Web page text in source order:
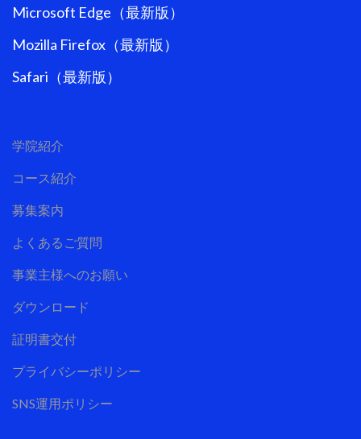
Microsoft Edge（最新版）
Mozilla Firefox（最新版）
Safari（最新版）
学院紹介
コース紹介
募集案内
よくあるご質問
事業主様へのお願い
ダウンロード
証明書交付
プライバシーポリシー
SNS運用ポリシー